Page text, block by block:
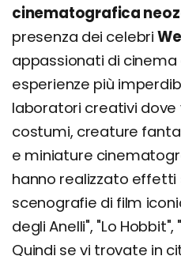
cinematografica
presenza dei celebri
appassionati di
esperienze più
laboratori creativi dove
costumi, creature
e miniature
hanno realizzato effetti
scenografie di film
degli Anelli", "Lo
Quindi se vi trovate in